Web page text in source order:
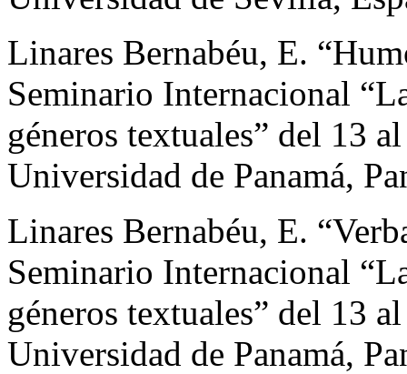
Linares Bernabéu, E.
Seminario Internacional
géneros textuales” del 13
Universidad de Panamá,
Linares Bernabéu, E.
Seminario Internacional
géneros textuales” del 13
Universidad de Panamá,